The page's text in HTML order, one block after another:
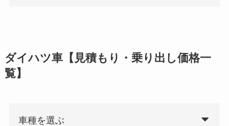
ダイハツ車【見積もり・乗り出し価格一
覧】
車種を選ぶ